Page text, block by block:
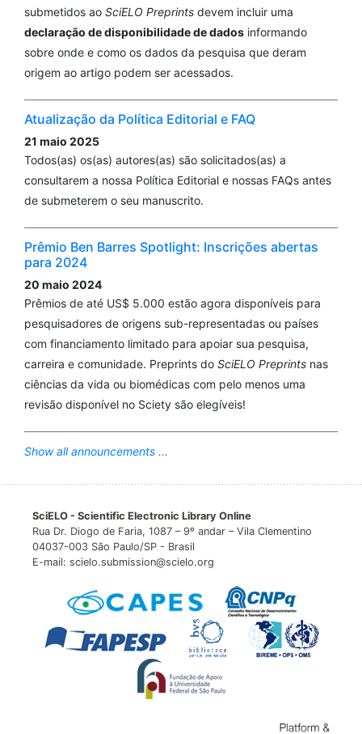
submetidos ao SciELO Preprints devem incluir uma
declaração de disponibilidade de dados informando
sobre onde e como os dados da pesquisa que deram
origem ao artigo podem ser acessados.
Atualização da Política Editorial e FAQ
21 maio 2025
Todos(as) os(as) autores(as) são solicitados(as) a
consultarem a nossa Política Editorial e nossas FAQs antes
de submeterem o seu manuscrito.
Prêmio Ben Barres Spotlight: Inscrições abertas
para 2024
20 maio 2024
Prêmios de até US$ 5.000 estão agora disponíveis para
pesquisadores de origens sub-representadas ou países
com financiamento limitado para apoiar sua pesquisa,
carreira e comunidade. Preprints do SciELO Preprints nas
ciências da vida ou biomédicas com pelo menos uma
revisão disponível no Sciety são elegíveis!
Show all announcements ...
SciELO - Scientific Electronic Library Online
Rua Dr. Diogo de Faria, 1087 – 9º andar – Vila Clementino
04037-003 São Paulo/SP - Brasil
E-mail: scielo.submission@scielo.org